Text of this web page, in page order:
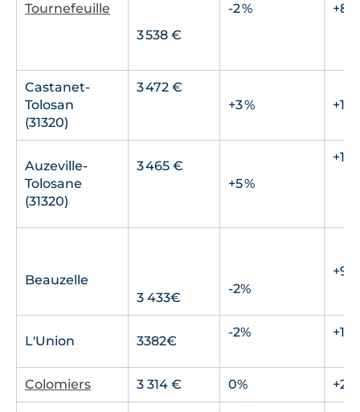
Tournefeuille
3 538 €
-2 % +8 %
Castanet-
Tolosan
(31320)
3 472 €
+3 %
+12
Auzeville-
Tolosane
(31320)
3 465 €
+5 %
+14
Beauzelle
3 433€
-2%
+9%
L'Union 3382€
-2%
Colomiers 3 314 € 0%